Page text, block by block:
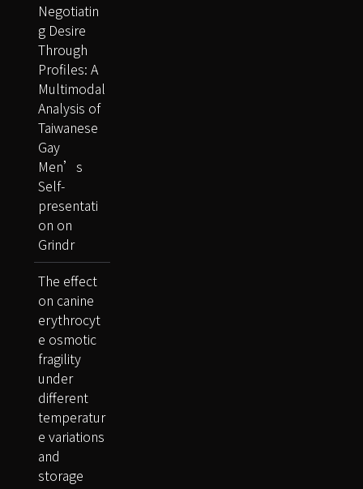
Negotiatin
g Desire
Through
Profiles: A
Multimodal
Analysis of
Taiwanese
Gay
Men’s
Self-
presentati
on on
Grindr
The effect
on canine
erythrocyt
e osmotic
fragility
under
different
temperatur
e variations
and
storage